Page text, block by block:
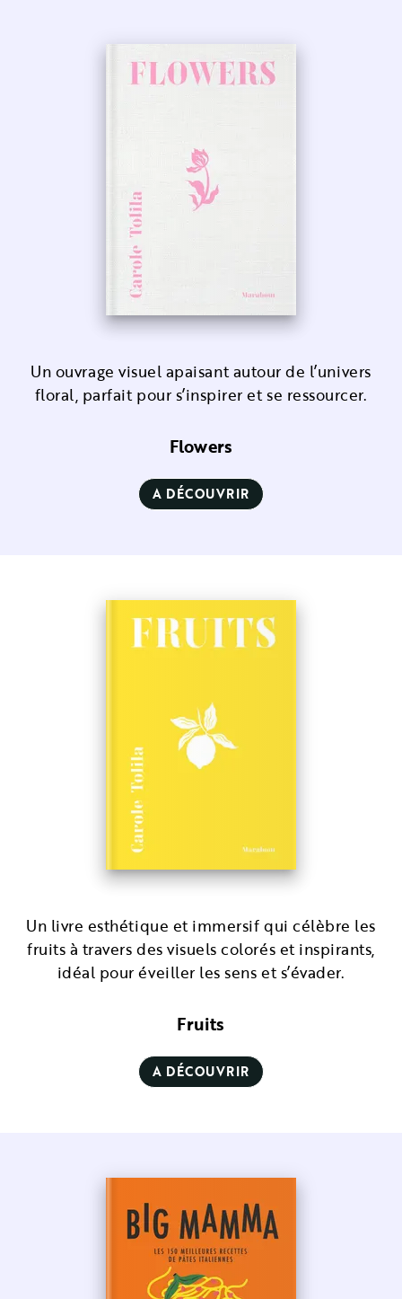
Un ouvrage visuel apaisant autour de l’univers
floral, parfait pour s’inspirer et se ressourcer.
Flowers
A DÉCOUVRIR
Un livre esthétique et immersif qui célèbre les
fruits à travers des visuels colorés et inspirants,
idéal pour éveiller les sens et s’évader.
Fruits
A DÉCOUVRIR